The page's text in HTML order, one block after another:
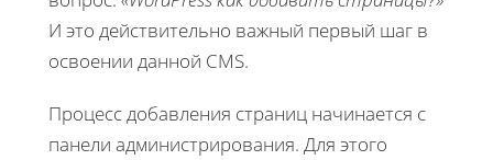
И это действительно важный первый шаг в
освоении данной CMS.
Процесс добавления страниц начинается с
панели администрирования. Для этого